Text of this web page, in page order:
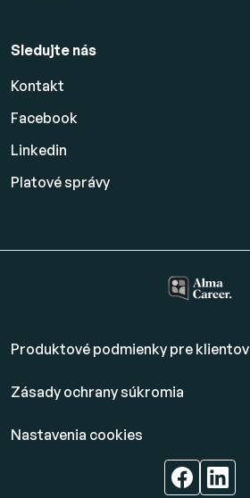
Sledujte nás
Kontakt
Facebook
Linkedin
Platovésprávy
Produktové podmienky pre klientov
Zásady ochrany súkromia
Nastavenia cookies